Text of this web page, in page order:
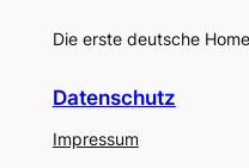
Die erste deutsche
Datenschutz
Impressum